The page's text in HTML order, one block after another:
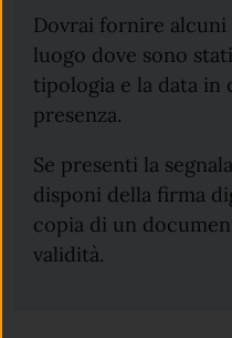
Dovrai fornire
luogo dove sono
tipologia e la data in
presenza.
Se presenti la
disponi della firma
copia di un
validità.